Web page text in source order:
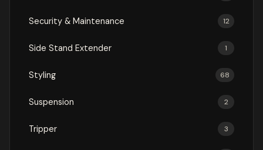
Security & Maintenance 12
Side Stand Extender 1
Styling 68
Suspension 2
Tripper 3